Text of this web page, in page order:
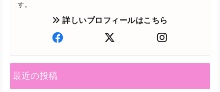
す。
詳しいプロフィールはこちら
最近の投稿